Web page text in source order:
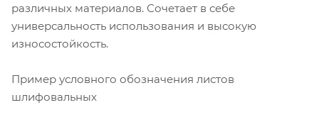
различных материалов. Сочетает в себе
универсальность использования и высокую
износостойкость.
Пример условного обозначения листов
шлифовальных